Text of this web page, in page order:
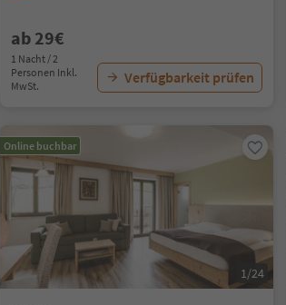
ab 29€
1 Nacht / 2
Personen Inkl.
MwSt.
Verfügbarkeit prüfen
Online buchbar
1/24